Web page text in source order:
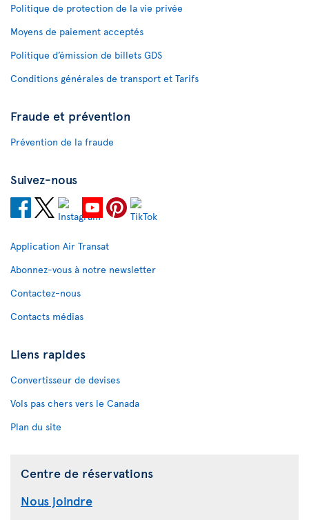
Politique de protection de la vie privée
Moyens de paiement acceptés
Politique d’émission de billets GDS
Conditions générales de transport et Tarifs
Fraude et prévention
Prévention de la fraude
Suivez-nous
Application Air Transat
Abonnez-vous à notre newsletter
Contactez-nous
Contacts médias
Liens rapides
Convertisseur de devises
Vols pas chers vers le Canada
Plan du site
Centre de réservations
Nous joindre